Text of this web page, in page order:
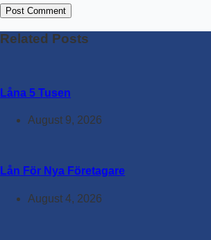
Post Comment
Related Posts
Låna 5 Tusen
August 9, 2026
Lån För Nya Företagare
August 4, 2026